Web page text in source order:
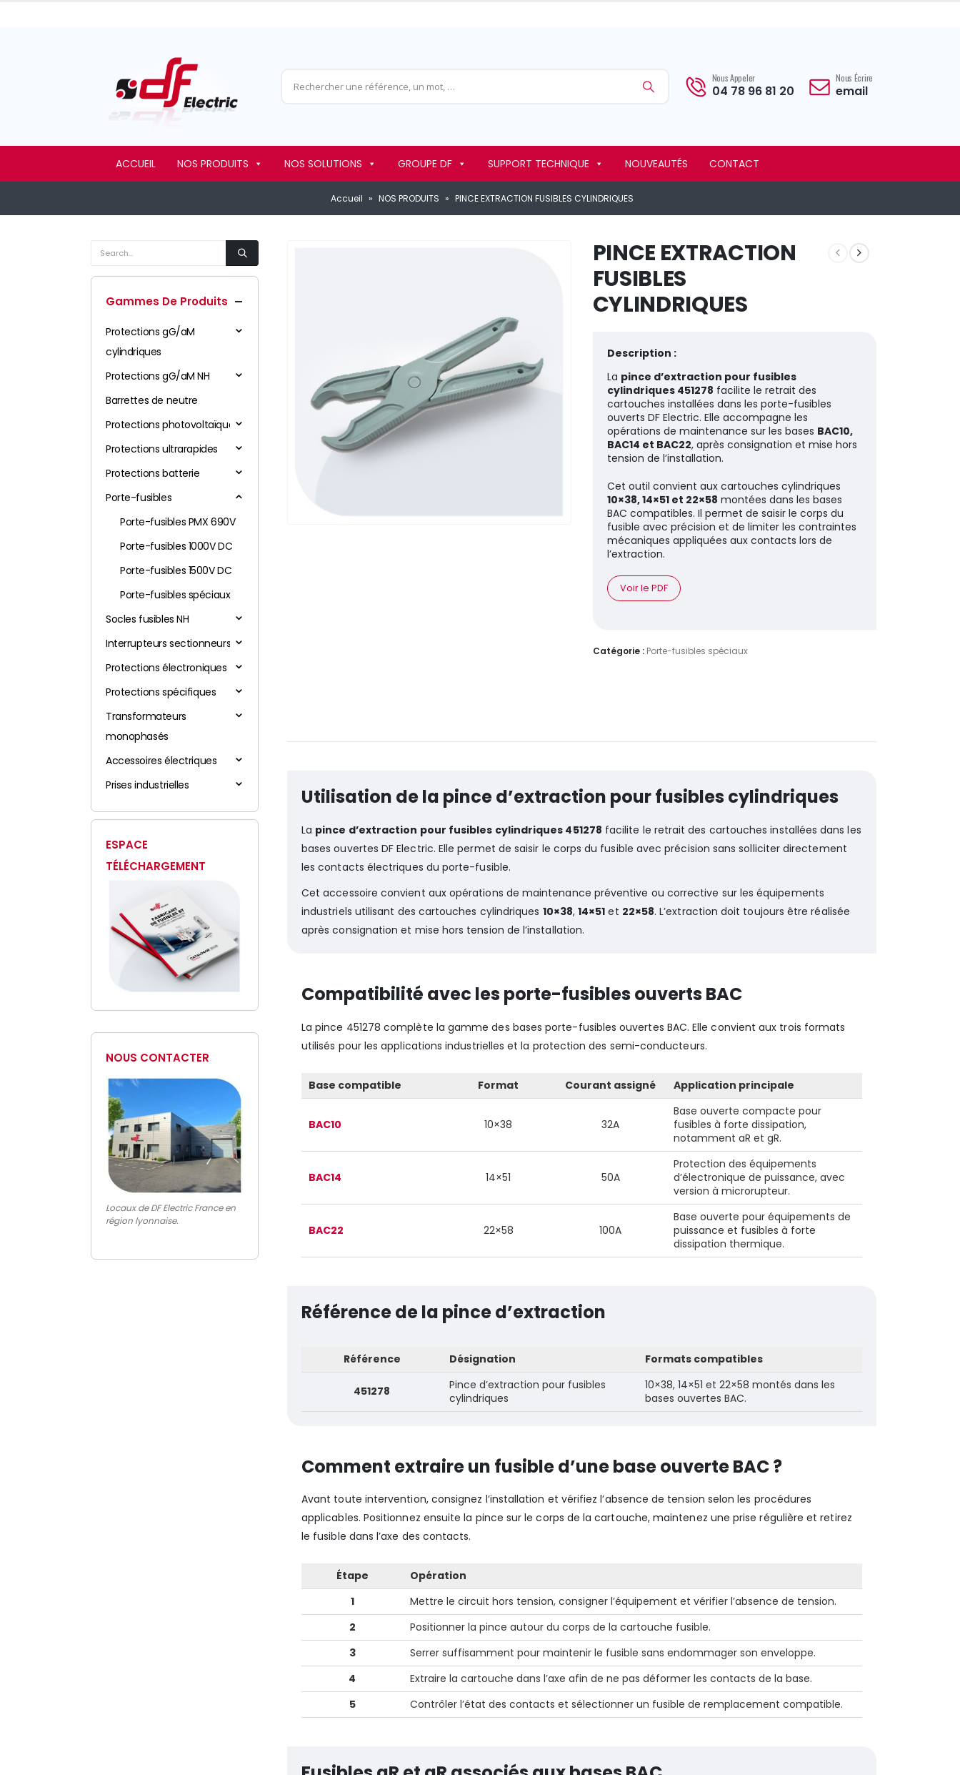
Nous Appeler
04 78 96 81 20
Nous Écrire
email
ACCUEIL NOS PRODUITS NOS SOLUTIONS GROUPE DF SUPPORT TECHNIQUE NOUVEAUTÉS CONTACT
Accueil » NOS PRODUITS » PINCE EXTRACTION FUSIBLES CYLINDRIQUES
PINCE EXTRACTION
FUSIBLES
CYLINDRIQUES
Description :
La pince d’extraction pour fusibles
cylindriques 451278 facilite le retrait des
cartouches installées dans les porte-fusibles
ouverts DF Electric. Elle accompagne les
opérations de maintenance sur les bases BAC10,
BAC14 et BAC22, après consignation et mise hors
tension de l’installation.
Cet outil convient aux cartouches cylindriques
10×38, 14×51 et 22×58 montées dans les bases
BAC compatibles. Il permet de saisir le corps du
fusible avec précision et de limiter les contraintes
mécaniques appliquées aux contacts lors de
l’extraction.
Voir le PDF
Catégorie : Porte-fusibles spéciaux
Utilisation de la pince d’extraction pour fusibles cylindriques
La pince d’extraction pour fusibles cylindriques 451278 facilite le retrait des cartouches installées dans les
bases ouvertes DF Electric. Elle permet de saisir le corps du fusible avec précision sans solliciter directement
les contacts électriques du porte-fusible.
Cet accessoire convient aux opérations de maintenance préventive ou corrective sur les équipements
industriels utilisant des cartouches cylindriques 10×38,14×51 et 22×58. L’extraction doit toujours être réalisée
après consignation et mise hors tension de l’installation.
Compatibilité avec les porte-fusibles ouverts BAC
La pince 451278 complète la gamme des bases porte-fusibles ouvertes BAC. Elle convient aux trois formats
utilisés pour les applications industrielles et la protection des semi-conducteurs.
Base compatible Format Courant assigné Application principale
BAC10 10×38 32A
Base ouverte compacte pour
fusibles à forte dissipation,
notamment aR et gR.
BAC14 14×51 50A
Protection des équipements
d’électronique de puissance, avec
version à microrupteur.
BAC22 22×58 100A
Base ouverte pour équipements de
puissance et fusibles à forte
dissipation thermique.
Référence de la pince d’extraction
Référence Désignation Formats compatibles
451278
Pince d’extraction pour fusibles
cylindriques
10×38, 14×51 et 22×58 montés dans les
bases ouvertes BAC.
Comment extraire un fusible d’une base ouverte BAC ?
Avant toute intervention, consignez l’installation et vérifiez l’absence de tension selon les procédures
applicables. Positionnez ensuite la pince sur le corps de la cartouche, maintenez une prise régulière et retirez
le fusible dans l’axe des contacts.
Étape
Opération
1
Mettre le circuit hors tension, consigner l’équipement et vérifier l’absence de tension.
2
Positionner la pince autour du corps de la cartouche fusible.
3
Serrer suffisamment pour maintenir le fusible sans endommager son enveloppe.
4
Extraire la cartouche dans l’axe afin de ne pas déformer les contacts de la base.
5
Contrôler l’état des contacts et sélectionner un fusible de remplacement compatible.
Gammes De Produits
Protections gG/aM
cylindriques
Protections gG/aM NH
Barrettes de neutre
Protections photovoltaïques
Protections ultrarapides
Protections batterie
Porte-fusibles
Porte-fusibles PMX 690V
Porte-fusibles 1000V DC
Porte-fusibles 1500V DC
Porte-fusibles spéciaux
Socles fusibles NH
Interrupteurs sectionneurs
Protections électroniques
Protections spécifiques
Transformateurs
monophasés
Accessoires électriques
Prises industrielles
ESPACE
TÉLÉCHARGEMENT
NOUS CONTACTER
Locaux de DF Electric France en
région lyonnaise.